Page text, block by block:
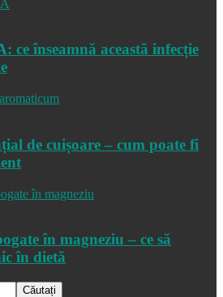
ce înseamnă această infecție
de cuișoare – cum poate fi
în magneziu – ce să
în dietă